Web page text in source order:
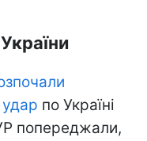
по Україні
попереджали,